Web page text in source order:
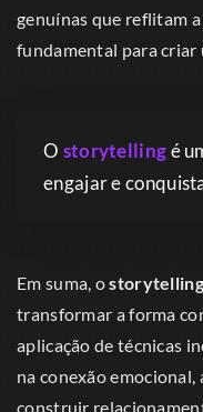
genuínas que reflitam
fundamental para criar
O storytellingé
engajar e
Em suma, ostorytelling
transformar a forma
aplicação de técnicas
na conexão
construir